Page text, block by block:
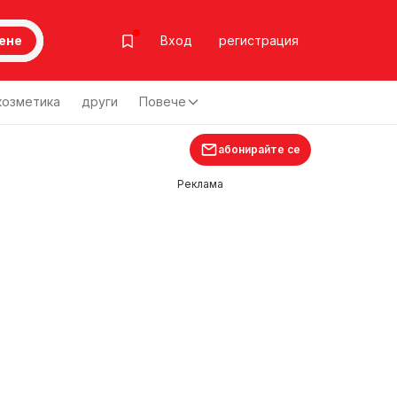
Вход регистрация
други Повече
абонирайте се
Реклама